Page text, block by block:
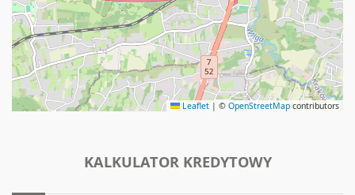
Leaflet | © OpenStreetMap contributors
KALKULATOR KREDYTOWY